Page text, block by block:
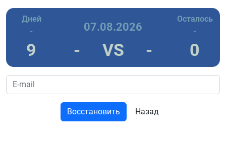
Дней
-
07.08.2026
Осталось
-
9 - VS - 0
Восстановить Назад